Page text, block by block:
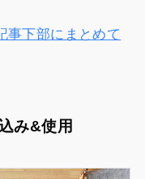
事下部にまとめて
み&使用